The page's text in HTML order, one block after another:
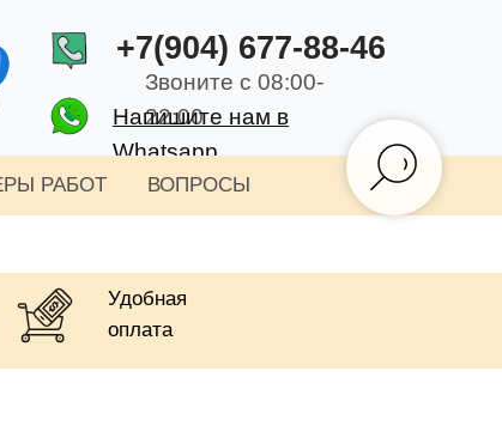
+7(904) 677-88-46
Звоните с 08:00-
22:00
Напишите нам в
Whatsapp
РАБОТ ВОПРОСЫ
Удобная
оплата